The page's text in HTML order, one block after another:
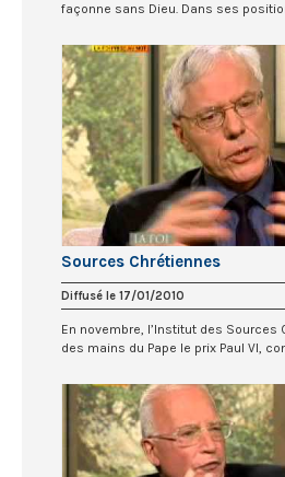
façonne sans Dieu. Dans ses
Sources Chrétiennes
Diffusé le 17/01/2010
En novembre, l’Institut des Sources
des mains du Pape le prix Paul VI,